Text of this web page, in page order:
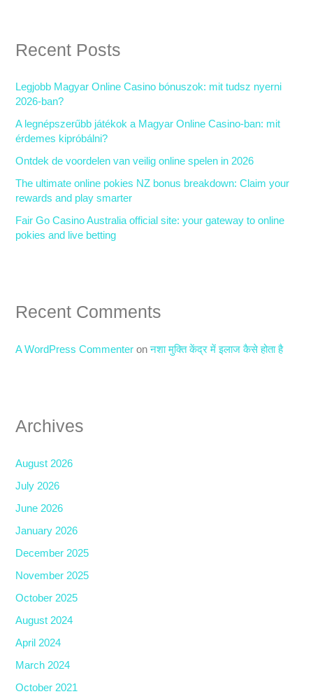
c
f
r
Recent Posts
Legjobb Magyar Online Casino bónuszok: mit tudsz nyerni
2026-ban?
A legnépszerűbb játékok a Magyar Online Casino-ban: mit
érdemes kipróbálni?
Ontdek de voordelen van veilig online spelen in 2026
The ultimate online pokies NZ bonus breakdown: Claim your
rewards and play smarter
Fair Go Casino Australia official site: your gateway to online
pokies and live betting
Recent Comments
A WordPress Commenter onनशा मुक्ति केंद्र में इलाज कैसे होता है
Archives
August 2026
July 2026
June 2026
January 2026
December 2025
November 2025
October 2025
August 2024
April 2024
March 2024
October 2021